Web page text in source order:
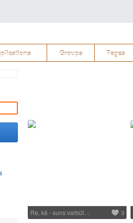
Groups Pages
Re, kā - suns varbūt… 3